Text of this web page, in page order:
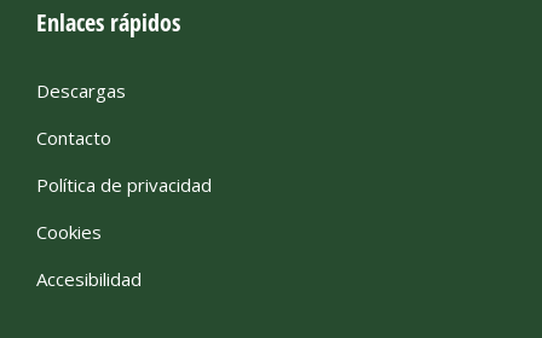
Enlaces rápidos
Descargas
Contacto
Política de privacidad
Cookies
Accesibilidad